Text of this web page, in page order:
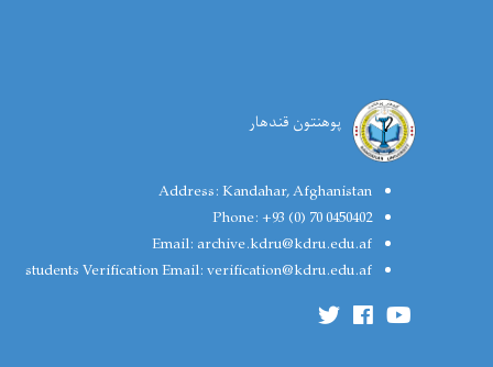
پوهنتون قندهار
Address:Kandahar, Afghanistan
Phone: +93 (0) 70 0450402
Email:archive.kdru@kdru.edu.af
students Verification Email:verification@kdru.edu.af